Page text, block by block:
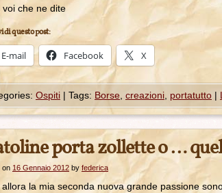
voi che ne dite
questo post:
E-mail Facebook X
Ospiti | Tags: Borse creazioni portatutto |
porta zollette o …
on 16 Gennaio 2012 by federica
allora la mia seconda nuova grande passione